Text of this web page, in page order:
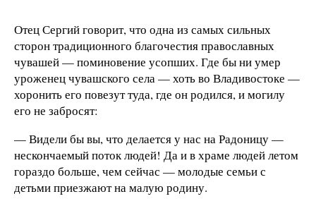
Отец Сергий говорит, что одна из самых сильных
сторон традиционного благочестия православных
чувашей — поминовение усопших. Где бы ни умер
уроженец чувашского села — хоть во Владивостоке —
хоронить его повезут туда, где он родился, и могилу
его не забросят:
— Видели бы вы, что делается у нас на Радоницу —
нескончаемый поток людей! Да и в храме людей летом
гораздо больше, чем сейчас — молодые семьи с
детьми приезжают на малую родину.